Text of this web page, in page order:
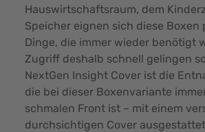
Hauswirtschaftsraum, dem
Speicher eignen sich diese Boxen
Dinge, die immer wieder benötigt
Zugriff deshalb schnell gelingen
NextGen Insight Cover ist die
die bei dieser Boxenvariante
schmalen Front ist – mit einem
durchsichtigen Cover